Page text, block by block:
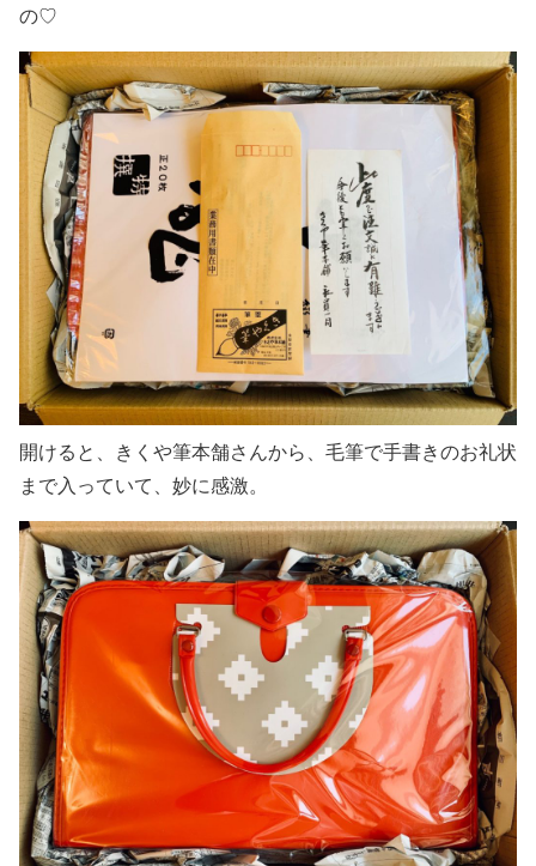
の♡
開けると、きくや筆本舗さんから、毛筆で手書きのお礼状
まで入っていて、妙に感激。